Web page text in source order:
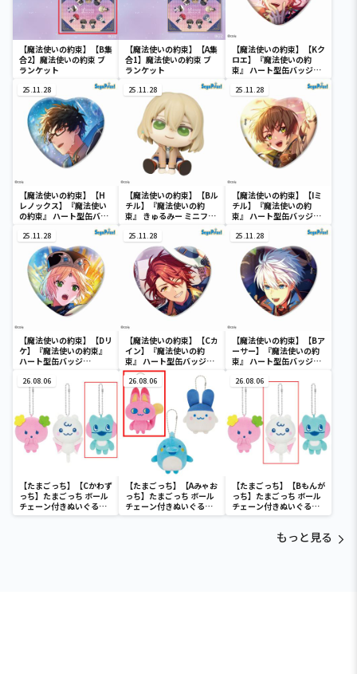
【魔法使いの約束】【B集
合2】魔法使いの約束 ブ
ランケット
【魔法使いの約束】【A集
合1】魔法使いの約束 ブ
ランケット
【魔法使いの約束】【Kク
ロエ】『魔法使いの約
束』 ハート型缶バッジ
25.11.28
【魔法使いの約束】【H
レノックス】『魔法使い
の約束』 ハート型缶バッ
25.11.28
【魔法使いの約束】【Bル
チル】『魔法使いの約
束』 きゅるみー ミニフィ
ギュア“ミスラ＆ルチル”
25.11.28
【魔法使いの約束】【Iミ
チル】『魔法使いの約
束』 ハート型缶バッジ
25.11.28
【魔法使いの約束】【Dリ
ケ】『魔法使いの約束』
ハート型缶バッジ
25.11.28
【魔法使いの約束】【Cカ
イン】『魔法使いの約
束』 ハート型缶バッジ
Vol.1（EX）
25.11.28
【魔法使いの約束】【Bア
ーサー】『魔法使いの約
束』 ハート型缶バッジ
26.08.06
【たまごっち】【Cかわず
っち】たまごっち ボール
チェーン付きぬいぐるみ
～Tamagotchi
26.08.06
【たまごっち】【Aみゃお
っち】たまごっち ボール
チェーン付きぬいぐるみ
～Tamagotchi
26.08.06
【たまごっち】【Bもんが
っち】たまごっち ボール
チェーン付きぬいぐるみ
～Tamagotchi
もっと見る